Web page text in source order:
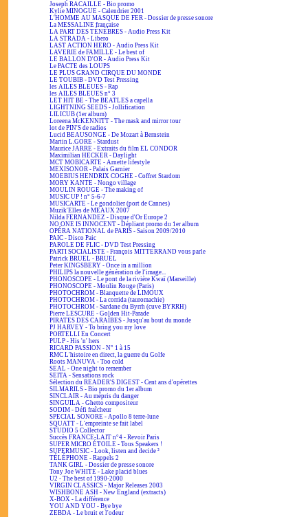
Joseph RACAILLE - Bio promo
Kylie MINOGUE - Calendrier 2001
L'HOMME AU MASQUE DE FER - Dossier de presse sonore
La MESSALINE française
LA PART DES TÉNÈBRES - Audio Press Kit
LA STRADA - Libero
LAST ACTION HERO - Audio Press Kit
LAVERIE de FAMILLE - Le best of
LE BALLON D'OR - Audio Press Kit
Le PACTE des LOUPS
LE PLUS GRAND CIRQUE DU MONDE
LE TOUBIB - DVD Test Pressing
les AILES BLEUES - Rap
les AILES BLEUES n° 3
LET HIT BE - The BEATLES a capella
LIGHTNING SEEDS - Jollification
LILICUB (1er album)
Loreena McKENNITT - The mask and mirror tour
lot de PIN'S de radios
Lucid BEAUSONGE - De Mozart à Bernstein
Martin L.GORE - Stardust
Maurice JARRE - Extraits du film EL CONDOR
Maximilian HECKER - Daylight
MCT MOBICARTE - Arnette lifestyle
MEXISONOR - Palais Garnier
MOEBIUS HENDRIX COGHE - Coffret Stardom
MORY KANTE - Nongo village
MOULIN ROUGE - The making of
MUSIC UP ! n° 5-6-7
MUSICARTE - Le gondolier (port de Cannes)
Muzik'Elles de MEAUX 2007
Nilda FERNANDEZ - Disque d'Or Europe 2
NO ONE IS INNOCENT - Dépliant promo du 1er album
OPÉRA NATIONAL de PARIS - Saison 2009/2010
PAIC - Disco Paic
PAROLE DE FLIC - DVD Test Pressing
PARTI SOCIALISTE - François MITTERRAND vous parle
Patrick BRUEL - BRUEL
Peter KINGSBERY - Once in a million
PHILIPS la nouvelle génération de l'image...
PHONOSCOPE - Le pont de la rivière Kwaï (Marseille)
PHONOSCOPE - Moulin Rouge (Paris)
PHOTOCHROM - Blanquette de LIMOUX
PHOTOCHROM - La corrida (tauromachie)
PHOTOCHROM - Sardane du Byrrh (cuve BYRRH)
Pierre LESCURE - Golden Hit-Parade
PIRATES DES CARAÏBES - Jusqu'au bout du monde
PJ HARVEY - To bring you my love
PORTELLI En Concert
PULP - His 'n' hers
RICARD PASSION - N° 1 à 15
RMC L'histoire en direct, la guerre du Golfe
Roots MANUVA - Too cold
SEAL - One night to remember
SEITA - Sensations rock
Sélection du READER'S DIGEST - Cent ans d'opérettes
SILMARILS - Bio promo du 1er album
SINCLAIR - Au mépris du danger
SINGUILA - Ghetto compositeur
SODIM - Défi fraîcheur
SPECIAL SONORE - Apollo 8 terre-lune
SQUATT - L'empreinte se fait label
STUDIO 5 Collector
Succès FRANCE-LAIT n°4 - Revoir Paris
SUPER MICRO ÉTOILE - Tous Speakers !
SUPERMUSIC - Look, listen and decide ²
TÉLÉPHONE - Rappels 2
TANK GIRL - Dossier de presse sonore
Tony Joe WHITE - Lake placid blues
U2 - The best of 1990-2000
VIRGIN CLASSICS - Major Releases 2003
WISHBONE ASH - New England (extracts)
X-BOX - La différence
YOU AND YOU - Bye bye
ZEBDA - Le bruit et l'odeur